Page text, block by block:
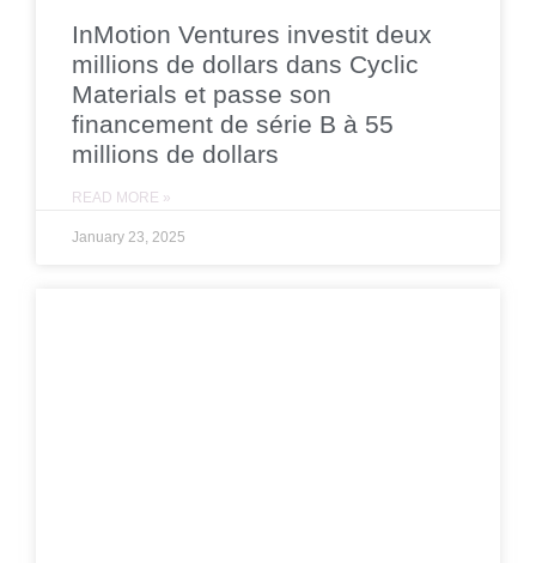
InMotion Ventures investit deux
millions de dollars dans Cyclic
Materials et passe son
financement de série B à 55
millions de dollars
READ MORE »
January 23, 2025